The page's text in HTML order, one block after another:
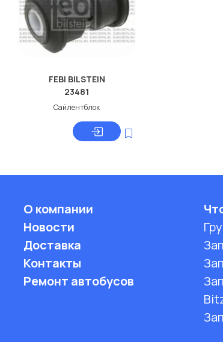
FEBI BILSTEIN
23481
Сайлентблок
О компании
Новости
Доставка
Контакты
Ремонт автобусов